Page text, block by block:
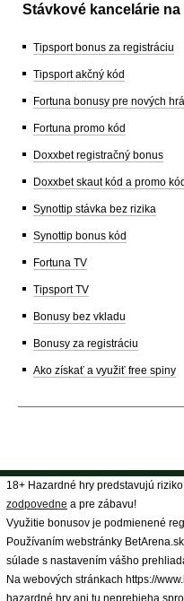
Stávkové kancelárie
Tipsport bonus za registráciu
Tipsport akčný kód
Fortuna bonusy pre nových
Fortuna promo kód
Doxxbet registračný bonus
Doxxbet skaut kód a promo
Synottip stávka bez rizika
Synottip bonus kód
Fortuna TV
Tipsport TV
Bonusy bez vkladu
Bonusy za registráciu
Ako získať a využiť free spiny
18+ Hazardné hry predstavujú
zodpovedne a pre zábavu!
Využitie bonusov je podmienené
Používaním webstránky
súlade s nastavením vášho
Na webových stránkach https://
hazardné hry ani tu neprebieha